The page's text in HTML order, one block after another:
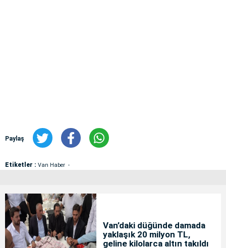
Paylaş
Etiketler : Van Haber
Van’daki düğünde damada
yaklaşık 20 milyon TL,
geline kilolarca altın takıldı